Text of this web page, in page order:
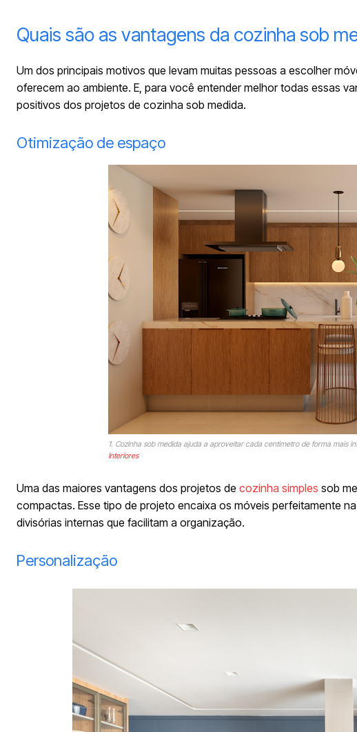
Quais são as vantagens da cozinha sob
Um dos principais motivos que levam muitas pessoas a escolher
oferecem ao ambiente. E, para você entender melhor todas essas
positivos dos projetos de cozinha sob medida.
Otimização de espaço
1. Cozinha sob medida ajuda a aproveitar cada centímetro de forma mais
Interiores
Uma das maiores vantagens dos projetos de cozinha simples sob
compactas. Esse tipo de projeto encaixa os móveis perfeitamente
divisórias internas que facilitam a organização.
Personalização